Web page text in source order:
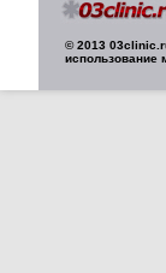
© 2013
использование